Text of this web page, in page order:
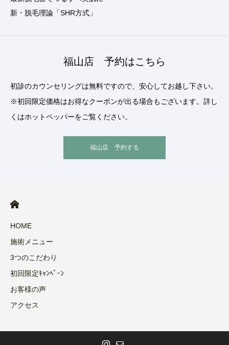
新・脱毛理論「SHR方式」
福山店 予約はこちら
初診のカウンセリングは無料ですので、安心してお越し下さい。
※初回限定価格はお得なクーポンが出る場合もございます。詳し
くはホットペッパーをご覧ください。
福山店 予約する
HOME
施術メニュー
3つのこだわり
初回限定ｷｬﾝﾍﾟｰﾝ
お客様の声
アクセス